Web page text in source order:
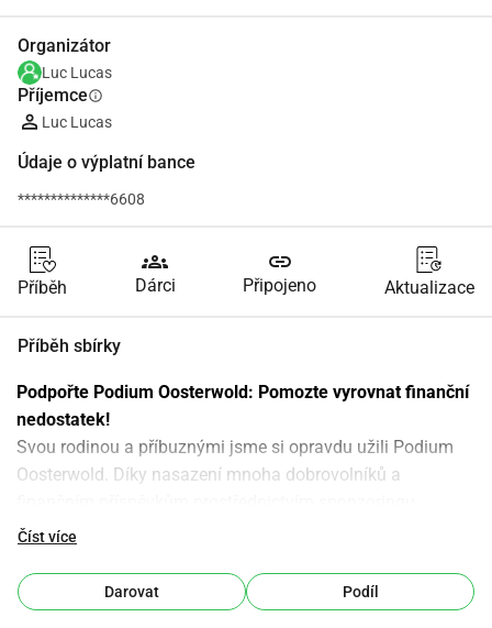
Organizátor
Luc Lucas
Příjemceinfo
Luc Lucas
Údaje o výplatní bance
**************6608
Příběh
groups
Dárci
link
Připojeno Aktualizace
Příběh sbírky
Podpořte Podium Oosterwold: Pomozte vyrovnat finanční
nedostatek!
Svou rodinou a příbuznými jsme si opravdu užili Podium
Oosterwold. Díky nasazení mnoha dobrovolníků a
crowdfundingu a dotací bylo možné realizovat tento
byla nižší než očekáváno, což způsobilo finanční
nedostatek ve výši 6000 .
Číst více
Darovat Podíl